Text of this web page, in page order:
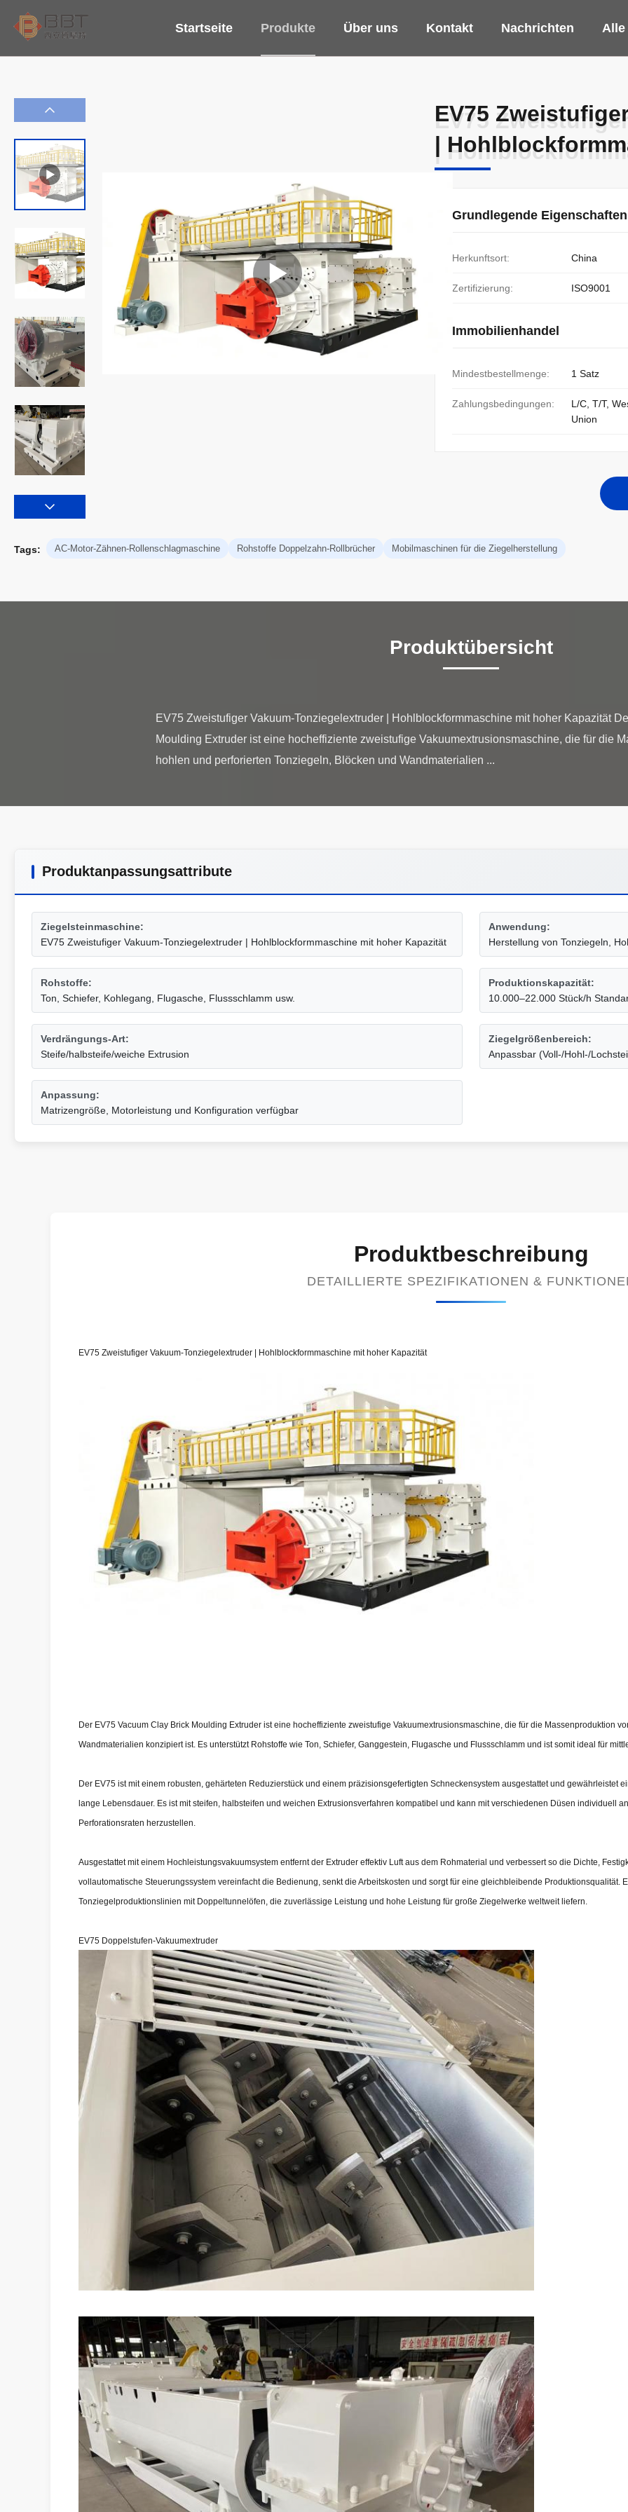
Startseite Produkte Über uns Kontakt Nachrichten Alle
EV75
|
EV75
|
Grundlegende Eigenschaften
Herkunftsort: China
Zertifizierung: ISO9001
Immobilienhandel
Mindestbestellmenge: 1 Satz
Zahlungsbedingungen:
L/C, T/T,
Union
Tags: AC-Motor-Zähnen-Rollenschlagmaschine Rohstoffe Doppelzahn-Rollbrücher Mobilmaschinen für die Ziegelherstellung
Produktübersicht
EV75 Zweistufiger Vakuum-Tonziegelextruder | Hohlblockformmaschine mit hoher Kapazität
Moulding Extruder ist eine hocheffiziente zweistufige Vakuumextrusionsmaschine, die für die
Produktanpassungsattribute
Ziegelsteinmaschine:
EV75 Zweistufiger Vakuum-Tonziegelextruder | Hohlblockformmaschine mit hoher Kapazität
Anwendung:
Herstellung von Tonziegeln,
Rohstoffe:
Ton, Schiefer, Kohlegang, Flugasche, Flussschlamm usw.
Produktionskapazität:
10.000–22.000 Stück/h
Verdrängungs-Art:
Steife/halbsteife/weiche Extrusion
Ziegelgrößenbereich:
Anpassbar (Voll-/Hohl-/
Anpassung:
Matrizengröße, Motorleistung und Konfiguration verfügbar
Produktbeschreibung
DETAILLIERTE SPEZIFIKATIONEN &
EV75 Zweistufiger Vakuum-Tonziegelextruder | Hohlblockformmaschine mit hoher Kapazität
Der EV75 Vacuum Clay Brick Moulding Extruder ist eine hocheffiziente zweistufige Vakuumextrusionsmaschine, die für die Massenproduktion
Wandmaterialien konzipiert ist. Es unterstützt Rohstoffe wie Ton, Schiefer, Ganggestein, Flugasche und Flussschlamm und ist somit ideal für
Der EV75 ist mit einem robusten, gehärteten Reduzierstück und einem präzisionsgefertigten Schneckensystem ausgestattet und gewährleistet
lange Lebensdauer. Es ist mit steifen, halbsteifen und weichen Extrusionsverfahren kompatibel und kann mit verschiedenen Düsen individuell
Perforationsraten herzustellen.
Ausgestattet mit einem Hochleistungsvakuumsystem entfernt der Extruder effektiv Luft aus dem Rohmaterial und verbessert so die Dichte,
vollautomatische Steuerungssystem vereinfacht die Bedienung, senkt die Arbeitskosten und sorgt für eine gleichbleibende Produktionsqualität.
Tonziegelproduktionslinien mit Doppeltunnelöfen, die zuverlässige Leistung und hohe Leistung für große Ziegelwerke weltweit liefern.
EV75 Doppelstufen-Vakuumextruder